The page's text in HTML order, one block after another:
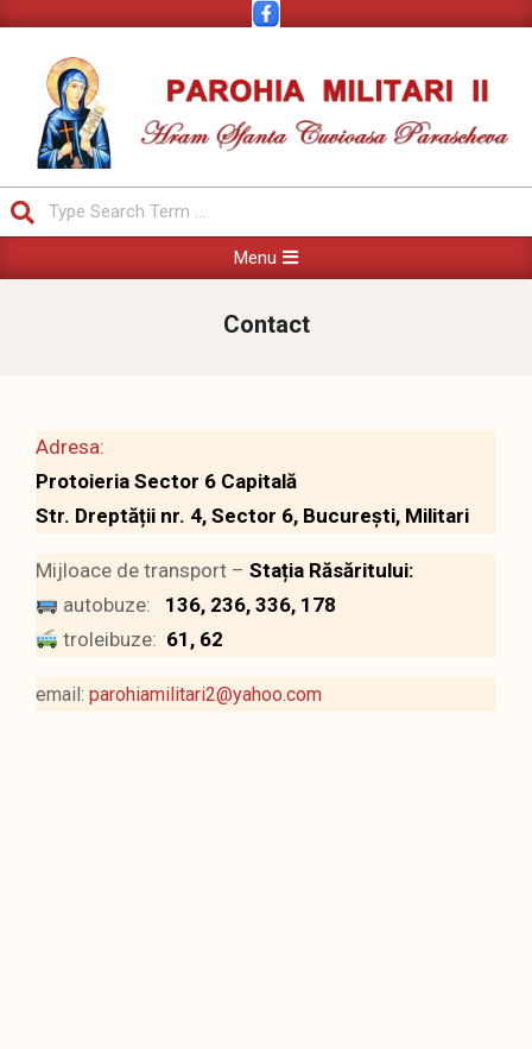
content
Parohia
Militari
II
Navigation
Menu
Contact
Adresa:
Protoieria Sector 6 Capitală
Str. Dreptății nr. 4, Sector 6, București, Militari
Mijloace de transport – Stația Răsăritului:
autobuze:
136, 236, 336, 178
troleibuze: 61, 62
email: parohiamilitari2@yahoo.com